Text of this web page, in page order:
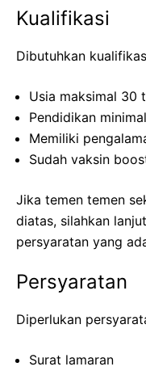
Kualifikasi
Dibutuhkan
Usia maksimal 30
Pendidikan
Memiliki
Sudah vaksin
Jika temen temen
diatas, silahkan
persyaratan yang
Persyaratan
Diperlukan
Surat lamaran